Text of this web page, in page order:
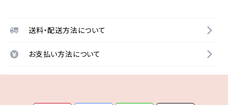
送料・配送方法について
お支払い方法について